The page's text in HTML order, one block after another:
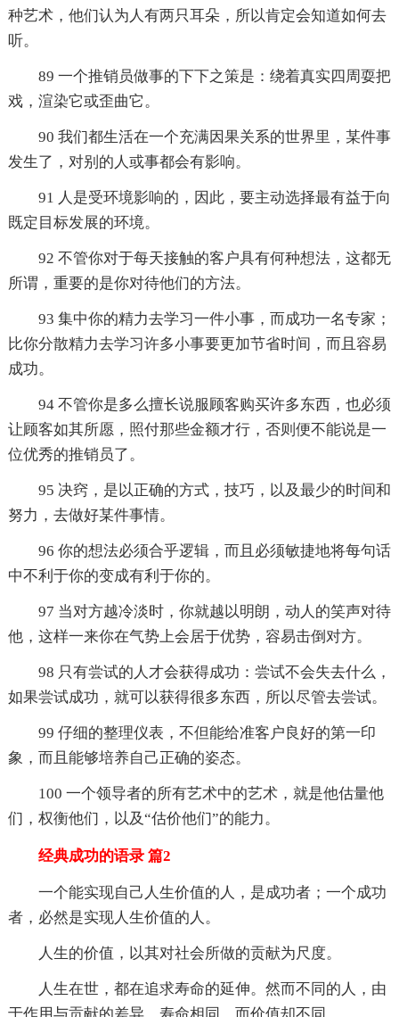
种艺术，他们认为人有两只耳朵，所以肯定会知道如何去
听。
89 一个推销员做事的下下之策是：绕着真实四周耍把
戏，渲染它或歪曲它。
90 我们都生活在一个充满因果关系的世界里，某件事
发生了，对别的人或事都会有影响。
91 人是受环境影响的，因此，要主动选择最有益于向
既定目标发展的环境。
92 不管你对于每天接触的客户具有何种想法，这都无
所谓，重要的是你对待他们的方法。
93 集中你的精力去学习一件小事，而成功一名专家；
比你分散精力去学习许多小事要更加节省时间，而且容易
成功。
94 不管你是多么擅长说服顾客购买许多东西，也必须
让顾客如其所愿，照付那些金额才行，否则便不能说是一
位优秀的推销员了。
95 决窍，是以正确的方式，技巧，以及最少的时间和
努力，去做好某件事情。
96 你的想法必须合乎逻辑，而且必须敏捷地将每句话
中不利于你的变成有利于你的。
97 当对方越冷淡时，你就越以明朗，动人的笑声对待
他，这样一来你在气势上会居于优势，容易击倒对方。
98 只有尝试的人才会获得成功：尝试不会失去什么，
如果尝试成功，就可以获得很多东西，所以尽管去尝试。
99 仔细的整理仪表，不但能给准客户良好的第一印
象，而且能够培养自己正确的姿态。
100 一个领导者的所有艺术中的艺术，就是他估量他
们，权衡他们，以及“估价他们”的能力。
经典成功的语录 篇2
一个能实现自己人生价值的人，是成功者；一个成功
者，必然是实现人生价值的人。
人生的价值，以其对社会所做的贡献为尺度。
人生在世，都在追求寿命的延伸。然而不同的人，由